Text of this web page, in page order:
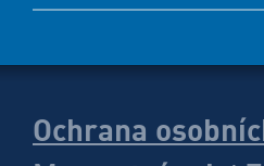
Ochrana